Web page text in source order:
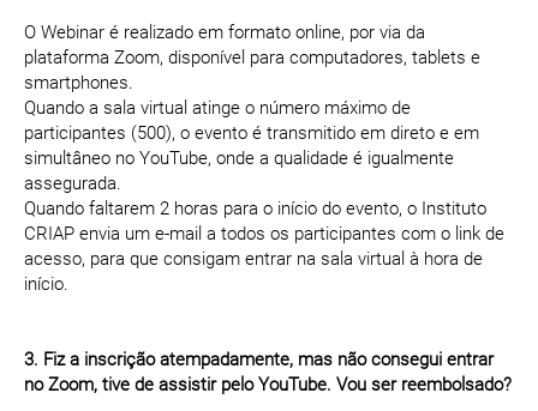
O Webinar é realizado em formato online, por via da
plataforma Zoom, disponível para computadores, tablets e
smartphones.
Quando a sala virtual atinge o número máximo de
participantes (500), o evento é transmitido em direto e em
simultâneo no YouTube, onde a qualidade é igualmente
assegurada.
Quando faltarem 2 horas para o início do evento, o Instituto
CRIAP envia um e-mail a todos os participantes com o link de
acesso, para que consigam entrar na sala virtual à hora de
início.
3. Fiz a inscrição atempadamente, mas não consegui entrar
no Zoom, tive de assistir pelo YouTube. Vou ser reembolsado?